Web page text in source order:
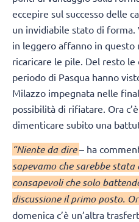
eccepire sul successo delle
un invidiabile stato di
in leggero affanno in
ricaricare le pile. Del resto
periodo di Pasqua hanno
Milazzo impegnata nelle
possibilità di rifiatare. Ora
dimenticare subito una
“Niente da dire– ha
sapevamo che sarebbe stata
consapevoli che solo
discussione il primo posto.
domenica c’è un’altra